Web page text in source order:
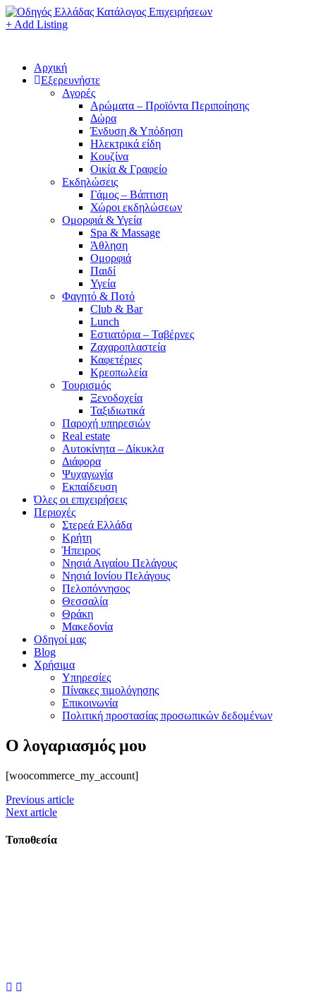
+ Add Listing
Αρχική
Εξερευνήστε
Αγορές
Αρώματα – Προϊόντα Περιποίησης
Δώρα
Ένδυση & Υπόδηση
Ηλεκτρικά είδη
Κουζίνα
Οικία & Γραφείο
Εκδηλώσεις
Γάμος – Βάπτιση
Χώροι εκδηλώσεων
Ομορφιά & Υγεία
Spa & Massage
Άθληση
Ομορφιά
Παιδί
Υγεία
Φαγητό & Ποτό
Club & Bar
Lunch
Εστιατόρια – Ταβέρνες
Ζαχαροπλαστεία
Καφετέριες
Κρεοπωλεία
Τουρισμός
Ξενοδοχεία
Ταξιδιωτικά
Παροχή υπηρεσιών
Real estate
Αυτοκίνητα – Δίκυκλα
Διάφορα
Ψυχαγωγία
Εκπαίδευση
Όλες οι επιχειρήσεις
Περιοχές
Στερεά Ελλάδα
Κρήτη
Ήπειρος
Νησιά Αιγαίου Πελάγους
Νησιά Ιονίου Πελάγους
Πελοπόννησος
Θεσσαλία
Θράκη
Μακεδονία
Οδηγοί μας
Blog
Χρήσιμα
Υπηρεσίες
Πίνακες τιμολόγησης
Επικοινωνία
Πολιτική προστασίας προσωπικών δεδομένων
Ο λογαριασμός μου
[woocommerce_my_account]
Previous article
Next article
Τοποθεσία